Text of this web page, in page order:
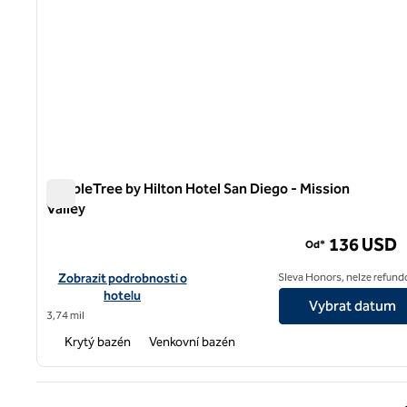
DoubleTree by Hilton Hotel San Diego - Mission
Valley
Zobrazit detaily hotelu DoubleTree by Hilton Hotel San Diego –
Zobrazit podrobnosti o
hotelu
3,74 mil
Od* 136 USD
Sleva Honors, nelze
Vybrat datum
Krytý bazén Venkovní bazén